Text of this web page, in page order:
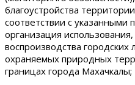
благоустройства
соответствии с указанными
организация
воспроизводства городских
охраняемых природных
границах города Махачкалы;